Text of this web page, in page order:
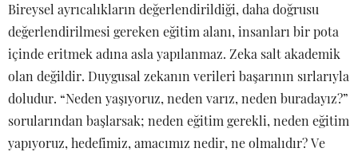
Bireysel ayrıcalıkların değerlendirildiği, daha doğrusu
değerlendirilmesi gereken eğitim alanı, insanları bir pota
içinde eritmek adına asla yapılanmaz. Zeka salt akademik
olan değildir. Duygusal zekanın verileri başarının sırlarıyla
doludur. “Neden yaşıyoruz, neden varız, neden buradayız?”
sorularından başlarsak; neden eğitim gerekli, neden eğitim
yapıyoruz, hedefimiz, amacımız nedir, ne olmalıdır? Ve